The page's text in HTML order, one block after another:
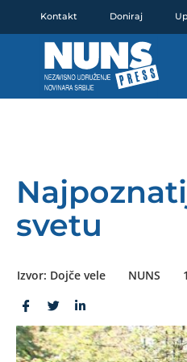
Kontakt Doniraj
svetu
Izvor: Dojče vele NUNS